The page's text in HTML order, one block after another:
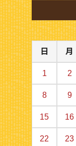
日
月
1 2
8 9
15 16
22 23